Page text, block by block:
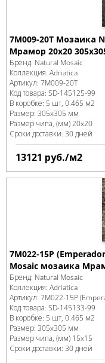
7M009-20T Мозаика
Мрамор 20х20
Бренд: Natural Mosaic
Коллекция: Adriatica
Артикул: 7M009-20T
Код товара: SD-145125-99
В коробке: 5 шт, 0.465 м2
Размер: 305x305 мм
Размер чипа, (мм)20x20
Сроки доставки: 30 дней
13121 руб./м2
7M022-15P
Mosaic мозаика
Бренд: Natural Mosaic
Коллекция: Adriatica
Артикул: 7M022-15P
Код товара: SD-145133-99
В коробке: 5 шт, 0.465 м2
Размер: 305x305 мм
Размер чипа, (мм) 15x15
Сроки доставки: 30 дней